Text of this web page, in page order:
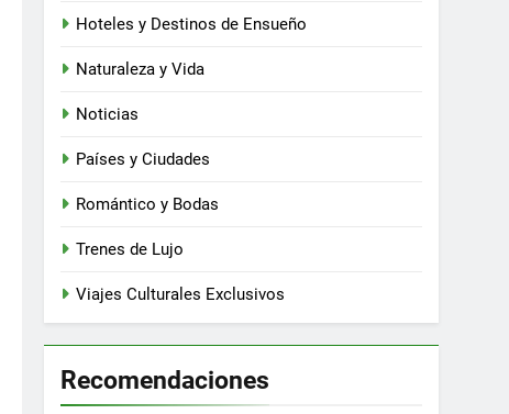
Hoteles y Destinos de Ensueño
Naturaleza y Vida
Noticias
Países y Ciudades
Romántico y Bodas
Trenes de Lujo
Viajes Culturales Exclusivos
Recomendaciones